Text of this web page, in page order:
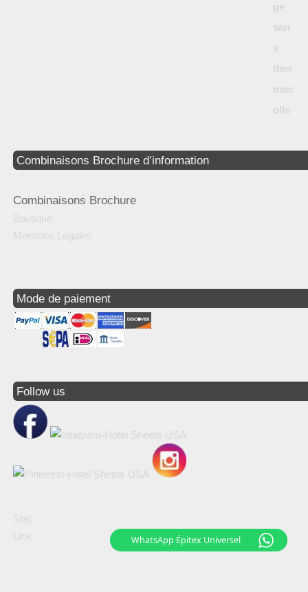
Combinaisons Brochure d’information
Combinaisons Brochure
Boutique
Mentions Legales
Mode de paiement
Follow us
Stat
Link
WhatsApp Épitex Universel